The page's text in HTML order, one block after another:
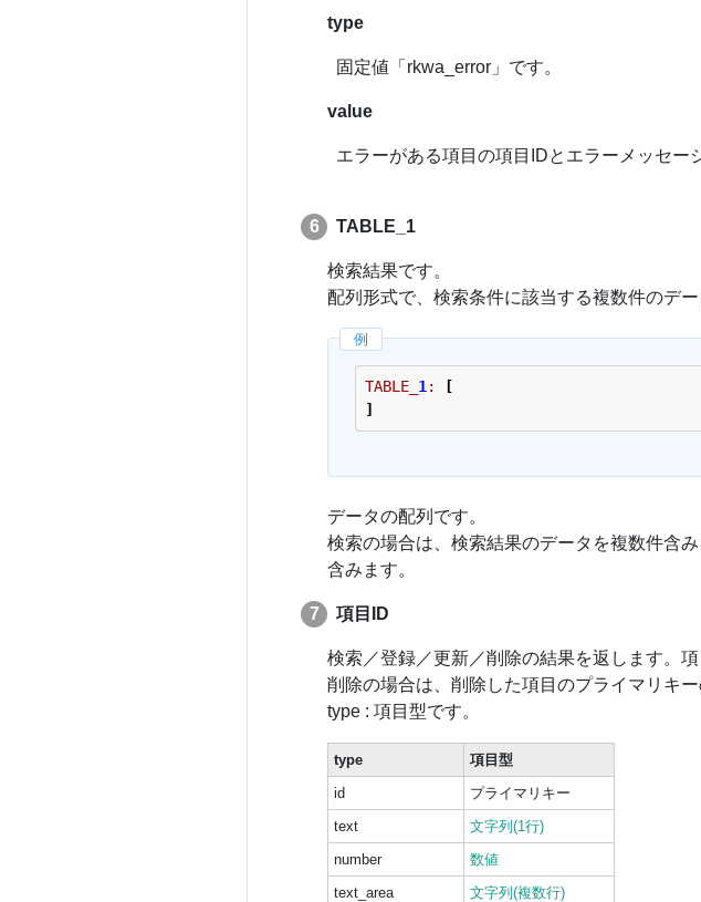
type
固定値「rkwa_error」です。
value
エラーがある項目の項目IDとエラーメッセー
TABLE_1
検索結果です。
配列形式で、検索条件に該当する複数件のデー
TABLE_ 1 :
[
]
データの配列です。
検索の場合は、検索結果のデータを複数件含
含みます。
項目ID
検索／登録／更新／削除の結果を返します。項
削除の場合は、削除した項目のプライマリキー
type : 項目型です。
type
項目型
id
プライマリキー
text
文字列(1行)
number
数値
text_area
文字列(複数行)